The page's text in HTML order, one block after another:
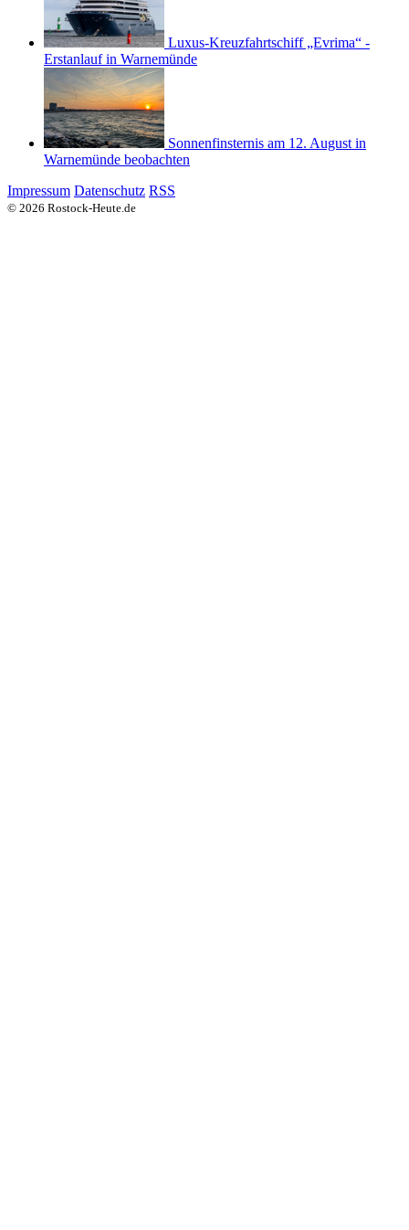
Luxus-Kreuzfahrtschiff „Evrima“ -
Erstanlauf in Warnemünde
Sonnenfinsternis am 12. August in
Warnemünde beobachten
Impressum Datenschutz RSS
© 2026 Rostock-Heute.de